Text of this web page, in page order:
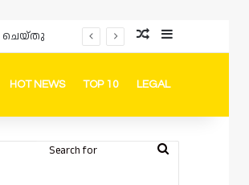
Random Article
Sidebar
HOT NEWS TOP 10 LEGAL
Random Article
Switch skin
Search